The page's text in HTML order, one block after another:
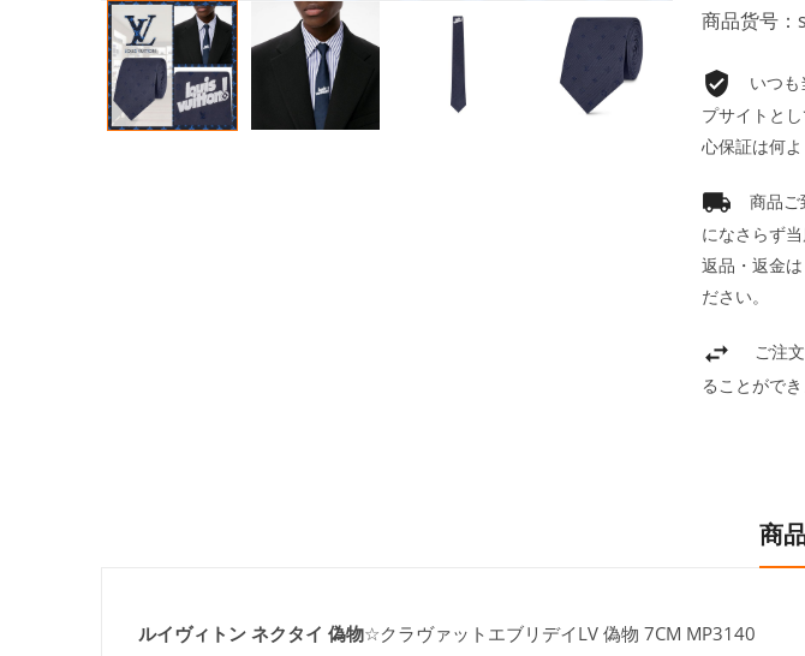
商品货号
いつ
プサイトと
心保証は何
商品ご
になさらず
返品・返金
ださい。
ご注
ることがで
商
ルイヴィトン ネクタイ 偽物☆クラヴァットエブリデイLV 偽物 7CM MP3140